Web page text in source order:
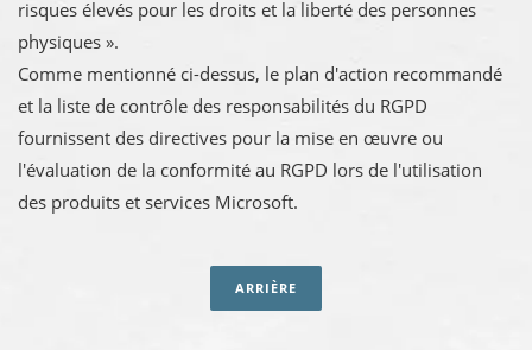
risques élevés pour les droits et la liberté des personnes
physiques ».
Comme mentionné ci-dessus, le plan d'action recommandé
et la liste de contrôle des responsabilités du RGPD
fournissent des directives pour la mise en œuvre ou
l'évaluation de la conformité au RGPD lors de l'utilisation
des produits et services Microsoft.
ARRIÈRE